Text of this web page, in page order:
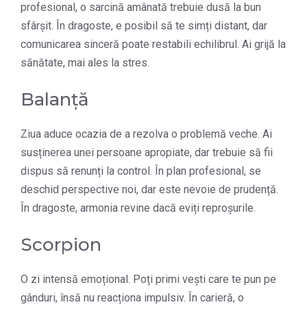
profesional, o sarcină amânată trebuie dusă la bun
sfârșit. În dragoste, e posibil să te simți distant, dar
comunicarea sinceră poate restabili echilibrul. Ai grijă la
sănătate, mai ales la stres.
Balanță
Ziua aduce ocazia de a rezolva o problemă veche. Ai
susținerea unei persoane apropiate, dar trebuie să fii
dispus să renunți la control. În plan profesional, se
deschid perspective noi, dar este nevoie de prudență.
În dragoste, armonia revine dacă eviți reproșurile.
Scorpion
O zi intensă emoțional. Poți primi vești care te pun pe
gânduri, însă nu reacționa impulsiv. În carieră, o